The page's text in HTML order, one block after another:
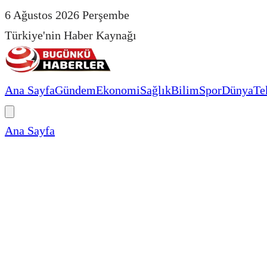
6 Ağustos 2026 Perşembe
Türkiye'nin Haber Kaynağı
Ana SayfaGündemEkonomiSağlıkBilimSporDünya
Ana Sayfa